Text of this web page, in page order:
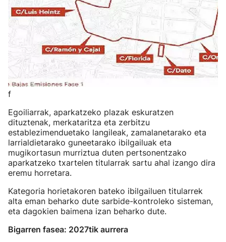
f
Egoiliarrak, aparkatzeko plazak eskuratzen
dituztenak, merkataritza eta zerbitzu
establezimenduetako langileak, zamalanetarako eta
larrialdietarako guneetarako ibilgailuak eta
mugikortasun murriztua duten pertsonentzako
aparkatzeko txartelen titularrak sartu ahal izango dira
eremu horretara.
Kategoria horietakoren bateko ibilgailuen titularrek
alta eman beharko dute sarbide-kontroleko sisteman,
eta dagokien baimena izan beharko dute.
Bigarren fasea: 2027tik aurrera